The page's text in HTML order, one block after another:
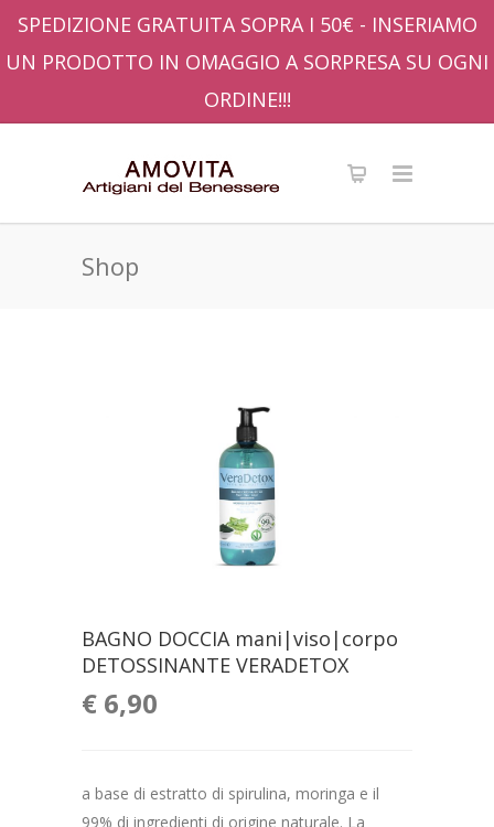
SPEDIZIONE GRATUITA SOPRA I 50€ - INSERIAMO
UN PRODOTTO IN OMAGGIO A SORPRESA SU OGNI
ORDINE!!!
Shop
BAGNO DOCCIA mani|viso|corpo
DETOSSINANTE VERADETOX
€ 6,90
a base di estratto di spirulina, moringa e il
99% di ingredienti di origine naturale. La